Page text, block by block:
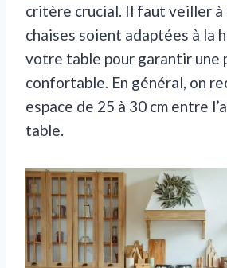
critère crucial. Il faut veiller à
chaises soient adaptées à la
votre table pour garantir une
confortable. En général, on
espace de 25 à 30 cm entre
table.